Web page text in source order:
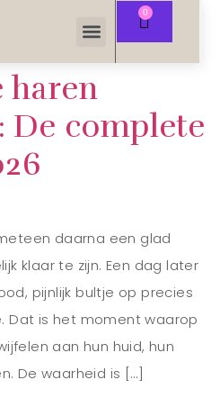
haren
De complete
daarna een glad
klaar te zijn. Een dag later
pijnlijk bultje op precies
Dat is het moment waarop
aan hun huid, hun
De waarheid is […]